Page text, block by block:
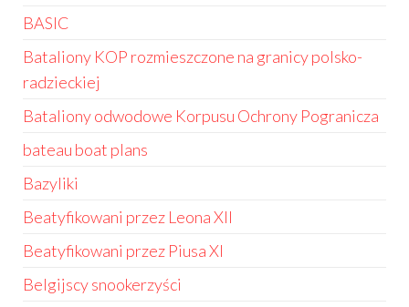
BASIC
Bataliony KOP rozmieszczone na granicy polsko-
radzieckiej
Bataliony odwodowe Korpusu Ochrony Pogranicza
bateau boat plans
Bazyliki
Beatyfikowani przez Leona XII
Beatyfikowani przez Piusa XI
Belgijscy snookerzyści